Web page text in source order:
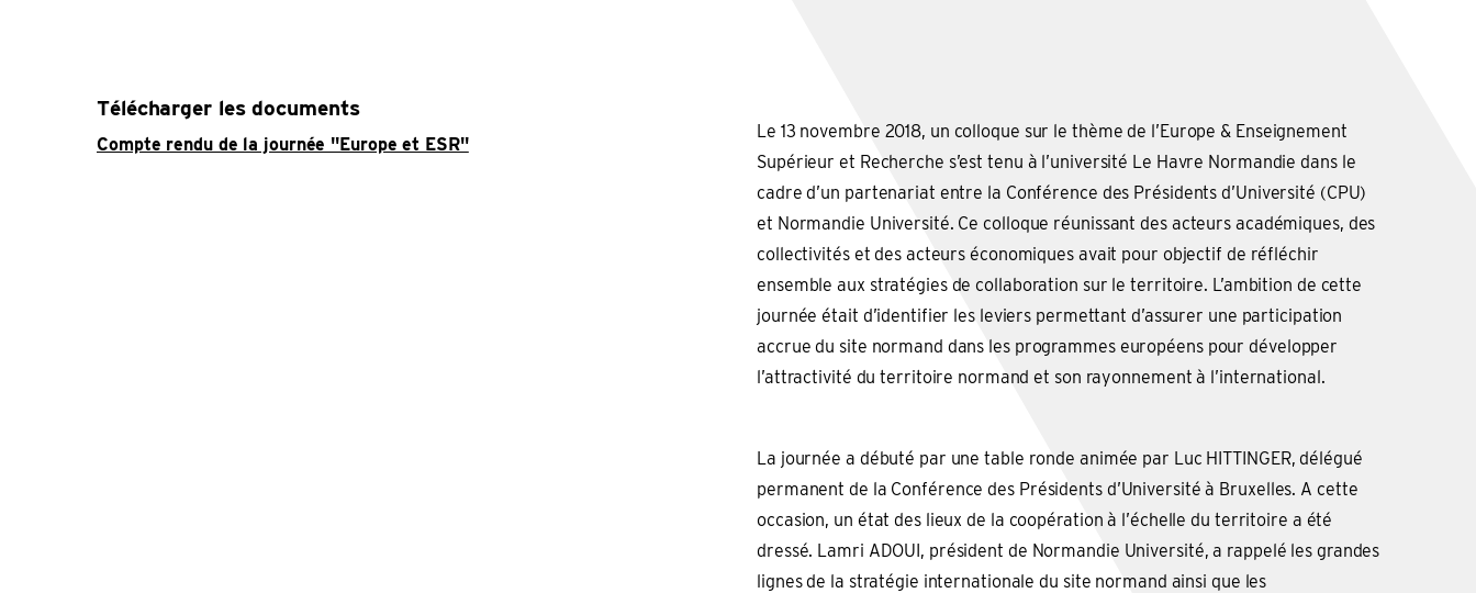
Télécharger les documents
Compte rendu de la journée "Europe et ESR"
Le 13 novembre 2018, un colloque sur le thème de l’Europe & Enseignement
Supérieur et Recherche s’est tenu à l’université Le Havre Normandie dans le
cadre d’un partenariat entre la Conférence des Présidents d’Université (CPU)
et Normandie Université. Ce colloque réunissant des acteurs académiques, des
collectivités et des acteurs économiques avait pour objectif de réfléchir
ensemble aux stratégies de collaboration sur le territoire. L’ambition de cette
journée était d’identifier les leviers permettant d’assurer une participation
accrue du site normand dans les programmes européens pour développer
l’attractivité du territoire normand et son rayonnement à l’international.
La journée a débuté par une table ronde animée par Luc HITTINGER, délégué
permanent de la Conférence des Présidents d’Université à Bruxelles. A cette
occasion, un état des lieux de la coopération à l’échelle du territoire a été
dressé. Lamri ADOUI, président de Normandie Université, a rappelé les grandes
lignes de la stratégie internationale du site normand ainsi que les